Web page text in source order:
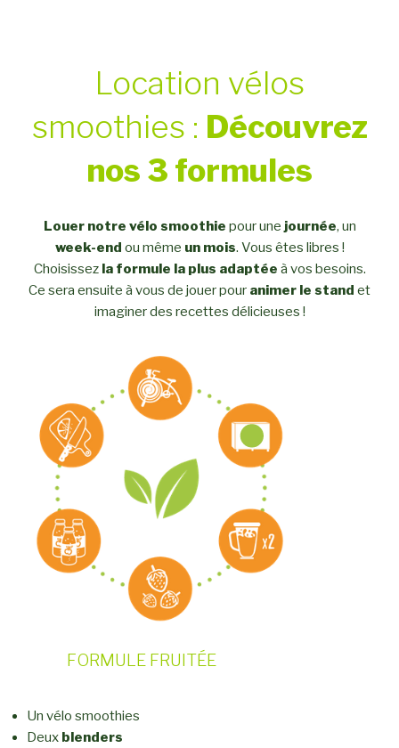
Location vélos
smoothies : Découvrez
nos 3 formules
Louer notre vélo smoothie pour une journée, un
week-end ou même un mois. Vous êtes libres !
Choisissez la formule la plus adaptée à vos besoins.
Ce sera ensuite à vous de jouer pour animer le stand et
imaginer des recettes délicieuses !
FORMULE FRUITÉE
Un vélo smoothies
Deux blenders